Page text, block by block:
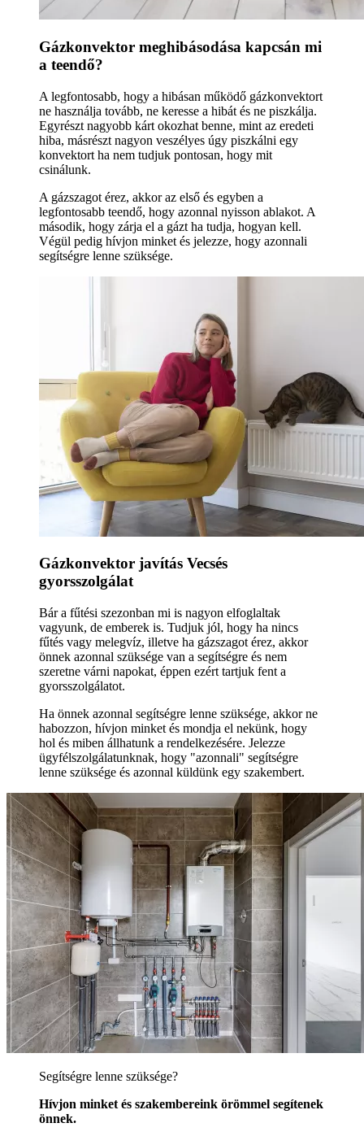
Gázkonvektor meghibásodása kapcsán mi
a teendő?
A legfontosabb, hogy a hibásan működő gázkonvektort
ne használja tovább, ne keresse a hibát és ne piszkálja.
Egyrészt nagyobb kárt okozhat benne, mint az eredeti
hiba, másrészt nagyon veszélyes úgy piszkálni egy
konvektort ha nem tudjuk pontosan, hogy mit
csinálunk.
A gázszagot érez, akkor az első és egyben a
legfontosabb teendő, hogy azonnal nyisson ablakot. A
második, hogy zárja el a gázt ha tudja, hogyan kell.
Végül pedig hívjon minket és jelezze, hogy azonnali
segítségre lenne szüksége.
Gázkonvektor javítás Vecsés
gyorsszolgálat
Bár a fűtési szezonban mi is nagyon elfoglaltak
vagyunk, de emberek is. Tudjuk jól, hogy ha nincs
fűtés vagy melegvíz, illetve ha gázszagot érez, akkor
önnek azonnal szüksége van a segítségre és nem
szeretne várni napokat, éppen ezért tartjuk fent a
gyorsszolgálatot.
Ha önnek azonnal segítségre lenne szüksége, akkor ne
habozzon, hívjon minket és mondja el nekünk, hogy
hol és miben állhatunk a rendelkezésére. Jelezze
ügyfélszolgálatunknak, hogy "azonnali" segítségre
lenne szüksége és azonnal küldünk egy szakembert.
Segítségre lenne szüksége?
Hívjon minket és szakembereink örömmel segítenek
önnek.